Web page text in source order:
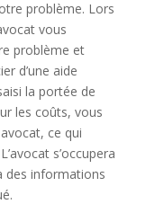
problème. Lors
vous
problème et
d’une aide
la portée de
les coûts, vous
ce qui
s’occupera
des informations